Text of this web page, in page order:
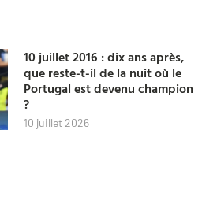
10 juillet 2016 : dix ans après,
que reste-t-il de la nuit où le
Portugal est devenu champion
?
10 juillet 2026